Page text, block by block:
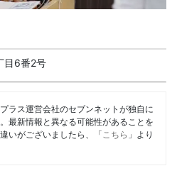
目6番2号
ラス運営会社のセブンネットが独自に
最新情報と異なる可能性があることを
いがございましたら、「 こちら 」より